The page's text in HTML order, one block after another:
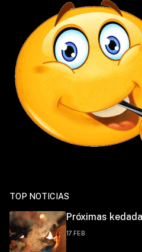
TOP NOTICIAS
Próximas
17.FEB